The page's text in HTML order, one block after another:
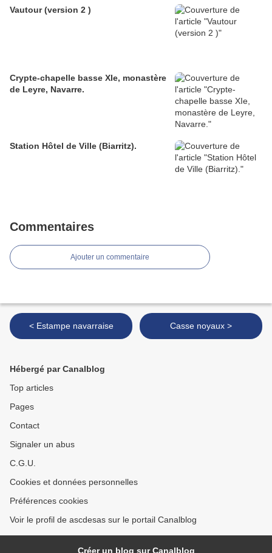
Vautour (version 2 )
Crypte-chapelle basse XIe, monastère
de Leyre, Navarre.
Station Hôtel de Ville (Biarritz).
Commentaires
Ajouter un commentaire
< Estampe navarraise Casse noyaux >
Hébergé par Canalblog
Top articles
Pages
Contact
Signaler un abus
C.G.U.
Cookies et données personnelles
Préférences cookies
Voir le profil de ascdesas sur le portail Canalblog
Créer un blog sur Canalblog